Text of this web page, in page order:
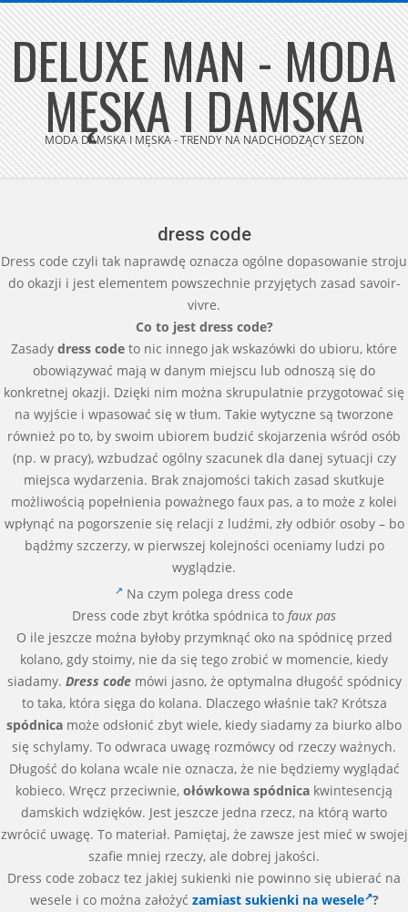
Skip
to
content
DELUXE MAN - MODA
MĘSKA I DAMSKA
MODA DAMSKA I MĘSKA - TRENDY NA NADCHODZĄCY SEZON
dress code
Dress code czyli tak naprawdę oznacza ogólne dopasowanie stroju
do okazji i jest elementem powszechnie przyjętych zasad savoir-
vivre.
Co to jest dress code?
Zasady dress code to nic innego jak wskazówki do ubioru, które
obowiązywać mają w danym miejscu lub odnoszą się do
konkretnej okazji. Dzięki nim można skrupulatnie przygotować się
na wyjście i wpasować się w tłum. Takie wytyczne są tworzone
również po to, by swoim ubiorem budzić skojarzenia wśród osób
(np. w pracy), wzbudzać ogólny szacunek dla danej sytuacji czy
miejsca wydarzenia. Brak znajomości takich zasad skutkuje
możliwością popełnienia poważnego faux pas, a to może z kolei
wpłynąć na pogorszenie się relacji z ludźmi, zły odbiór osoby – bo
bądźmy szczerzy, w pierwszej kolejności oceniamy ludzi po
wyglądzie.
Na czym polega dress code
Dress code zbyt krótka spódnica to faux pas
O ile jeszcze można byłoby przymknąć oko na spódnicę przed
kolano, gdy stoimy, nie da się tego zrobić w momencie, kiedy
siadamy. Dress codemówi jasno, że optymalna długość spódnicy
to taka, która sięga do kolana. Dlaczego właśnie tak? Krótsza
spódnica może odsłonić zbyt wiele, kiedy siadamy za biurko albo
się schylamy. To odwraca uwagę rozmówcy od rzeczy ważnych.
Długość do kolana wcale nie oznacza, że nie będziemy wyglądać
kobieco. Wręcz przeciwnie, ołówkowa spódnica kwintesencją
damskich wdzięków. Jest jeszcze jedna rzecz, na którą warto
zwrócić uwagę. To materiał. Pamiętaj, że zawsze jest mieć w swojej
szafie mniej rzeczy, ale dobrej jakości.
Dress code zobacz tez jakiej sukienki nie powinno się ubierać na
wesele i co można założyć zamiast sukienki na wesele ?